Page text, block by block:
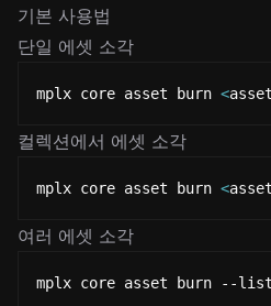
기본 사용법
단일 에셋 소각
mplx core asset burn <
컬렉션에서 에셋 소각
mplx core asset burn <
여러 에셋 소각
mplx core asset burn --